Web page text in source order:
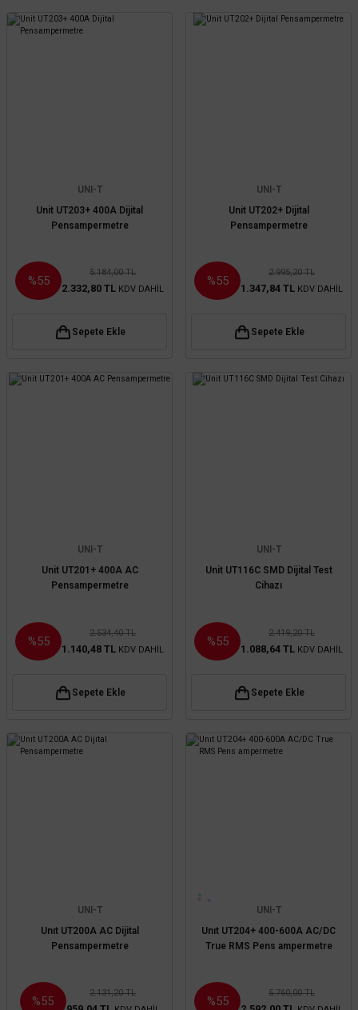
UNI-T
Unit UT203+ 400A Dijital
Pensampermetre
%55
5.184,00 TL
2.332,80 TL KDV DAHİL
Sepete Ekle
UNI-T
Unit UT202+ Dijital
Pensampermetre
%55
2.995,20 TL
1.347,84 TL KDV DAHİL
Sepete Ekle
UNI-T
Unit UT201+ 400A AC
Pensampermetre
%55
2.534,40 TL
1.140,48 TL KDV DAHİL
Sepete Ekle
UNI-T
Unit UT116C SMD Dijital Test
Cihazı
%55
2.419,20 TL
1.088,64 TL KDV DAHİL
Sepete Ekle
UNI-T
Unıt UT200A AC Dijital
Pensampermetre
%55
2.131,20 TL
UNI-T
Unıt UT204+ 400-600A AC/DC
True RMS Pens ampermetre
%55
5.760,00 TL